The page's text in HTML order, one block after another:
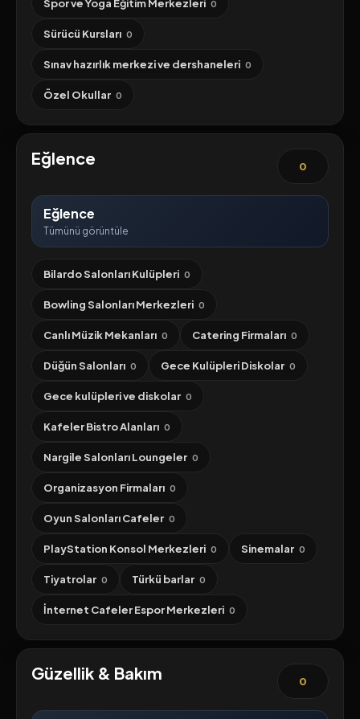
Spor ve Yoga Eğitim Merkezleri 0
Sürücü Kursları 0
Sınav hazırlık merkezi ve dershaneleri 0
Özel Okullar 0
Eğlence 0
Eğlence
Tümünü görüntüle
Bilardo Salonları Kulüpleri 0
Bowling Salonları Merkezleri 0
Canlı Müzik Mekanları 0 Catering Firmaları 0
Düğün Salonları 0 Gece Kulüpleri Diskolar 0
Gece kulüpleri ve diskolar 0
Kafeler Bistro Alanları 0
Nargile Salonları Loungeler 0
Organizasyon Firmaları 0
Oyun Salonları Cafeler 0
PlayStation Konsol Merkezleri 0 Sinemalar 0
Tiyatrolar 0 Türkü barlar 0
İnternet Cafeler Espor Merkezleri 0
Güzellik & Bakım 0